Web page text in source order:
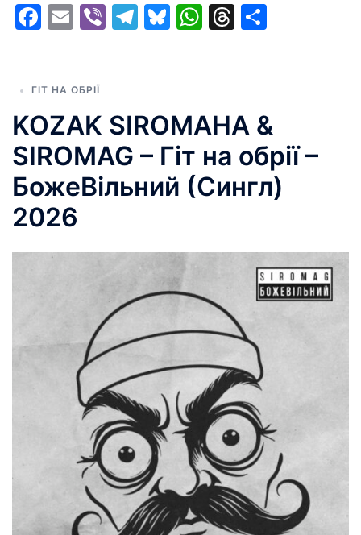
Facebook
EmailViberTelegram
Bluesky
WhatsApp
Threads
ГІТ НА ОБРІЇ
KOZAK SIROMAHA &
SIROMAG – Гіт на обрії –
БожеВільний (Сингл)
2026